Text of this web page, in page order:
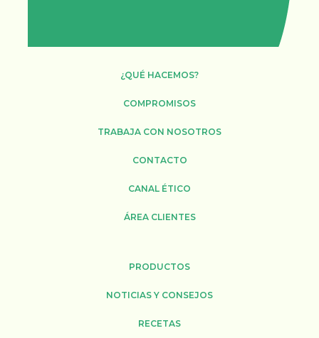
¿QUÉ HACEMOS?
COMPROMISOS
TRABAJA CON NOSOTROS
CONTACTO
CANAL ÉTICO
ÁREA CLIENTES
PRODUCTOS
NOTICIAS Y CONSEJOS
RECETAS